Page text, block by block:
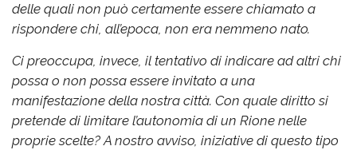
delle quali non può certamente essere chiamato a
rispondere chi, all’epoca, non era nemmeno nato.
Ci preoccupa, invece, il tentativo di indicare ad altri chi
possa o non possa essere invitato a una
manifestazione della nostra città. Con quale diritto si
pretende di limitare l’autonomia di un Rione nelle
proprie scelte?A nostro avviso, iniziative di questo tipo